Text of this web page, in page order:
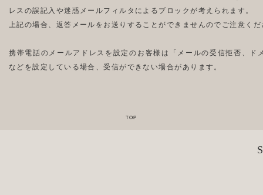
レスの誤記入や迷惑メールフィルタによるブロックが考えられます。
上記の場合、返答メールをお送りすることができませんのでご注意くだ
携帯電話のメールアドレスを設定のお客様は「メールの受信拒否、ド
などを設定している場合、受信ができない場合があります。